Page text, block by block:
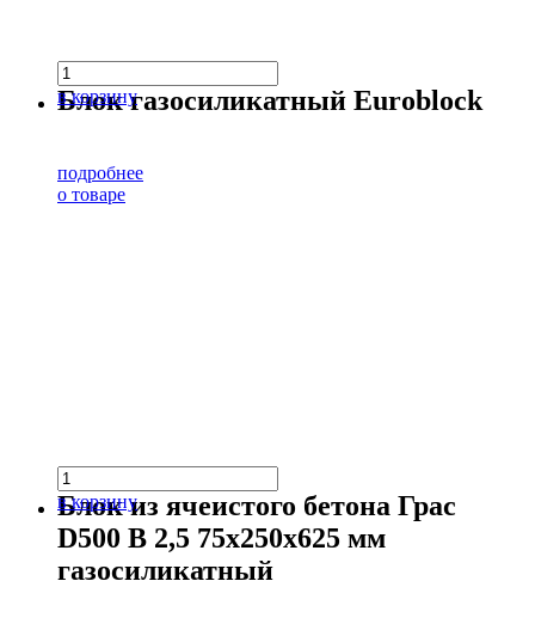
в корзину
Блок газосиликатный Euroblock
подробнее
о товаре
в корзину
Блок из ячеистого бетона Грас
D500 В 2,5 75х250х625 мм
газосиликатный